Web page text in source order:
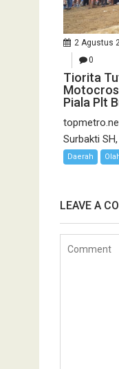
2 Agustus
0
Tiorita
Piala Plt
Surbakti
Daerah
LEAVE A